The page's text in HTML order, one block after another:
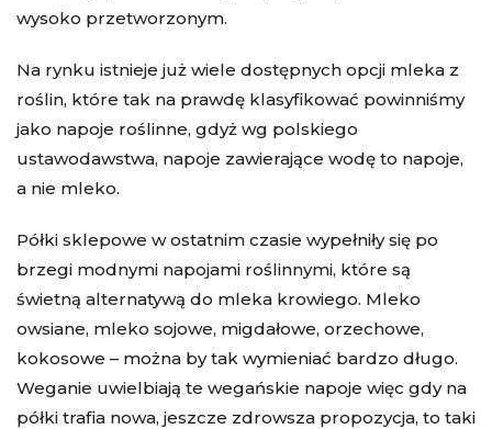
wysoko przetworzonym.
Na rynku istnieje już wiele dostępnych opcji mleka z
roślin, które tak na prawdę klasyfikować powinniśmy
jako napoje roślinne, gdyż wg polskiego
ustawodawstwa, napoje zawierające wodę to napoje,
a nie mleko.
Półki sklepowe w ostatnim czasie wypełniły się po
brzegi modnymi napojami roślinnymi, które są
świetną alternatywą do mleka krowiego. Mleko
owsiane, mleko sojowe, migdałowe, orzechowe,
kokosowe – można by tak wymieniać bardzo długo.
Weganie uwielbiają te wegańskie napoje więc gdy na
półki trafia nowa, jeszcze zdrowsza propozycja, to taki